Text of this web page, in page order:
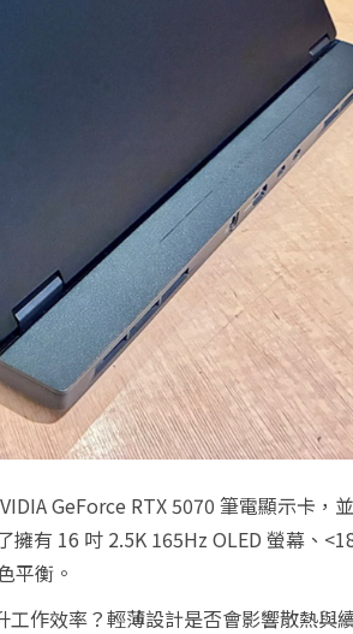
GeForce RTX 5070 筆電顯示卡，
有 16 吋 2.5K 165Hz OLED 螢幕、
平衡。
作效率？輕薄設計是否會影響散熱與